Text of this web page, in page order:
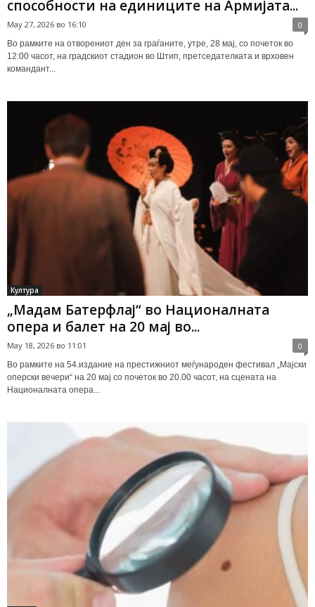
способности на единиците на Армијата...
May 27, 2026 во 16:10 0
Во рамките на отворениот ден за граѓаните, утре, 28 мај, со почеток во
12:00 часот, на градскиот стадион во Штип, претседателката и врховен
командант...
Култура
„Мадам Батерфлај“ во Националната
опера и балет на 20 мај во...
May 18, 2026 во 11:01 0
Во рамките на 54.издание на престижниот меѓународен фестивал „Мајски
оперски вечери“ на 20 мај со почеток во 20.00 часот, на сцената на
Националната опера...